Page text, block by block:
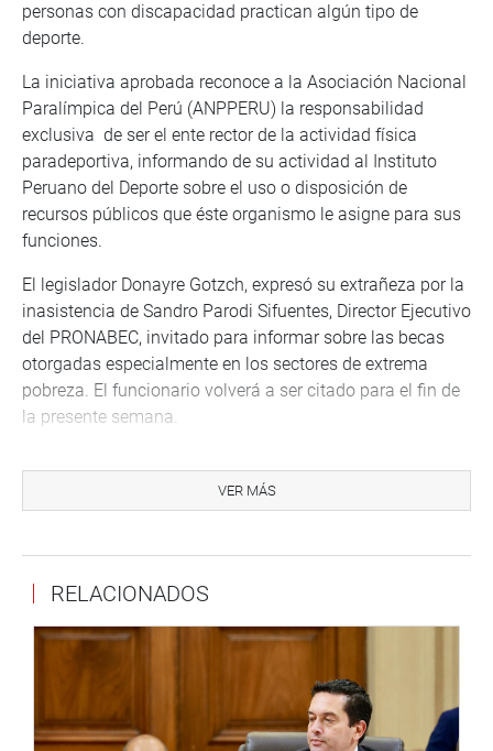
personas con discapacidad practican algún tipo de
deporte.
La iniciativa aprobada reconoce a la Asociación Nacional
Paralímpica del Perú (ANPPERU) la responsabilidad
exclusiva de ser el ente rector de la actividad física
paradeportiva, informando de su actividad al Instituto
Peruano del Deporte sobre el uso o disposición de
recursos públicos que éste organismo le asigne para sus
funciones.
El legislador Donayre Gotzch, expresó su extrañeza por la
inasistencia de Sandro Parodi Sifuentes, Director Ejecutivo
del PRONABEC, invitado para informar sobre las becas
otorgadas especialmente en los sectores de extrema
pobreza. El funcionario volverá a ser citado para el fin de
la presente semana.
Asimismo, el legislador invitó a la realización de la
impulsado por la Comisión de Inclusión Social, con el
objetivo de hacer accesible la obtención de ayudas
biomecánicas para la discapacidad.
De la misma forma, al Primer Congreso Iberoamericano
Sobre Discapacidad que contará con la participación de
legisladores de diversos países que trabajan con similar
agenda.
VER MÁS
RELACIONADOS